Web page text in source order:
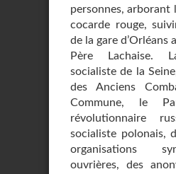
personnes, arborant
cocarde rouge,
de la gare d’Orléans
Père Lachaise.
socialiste de la
des Anciens
Commune, le
révolutionnaire
socialiste polonais,
organisations
ouvrières, des